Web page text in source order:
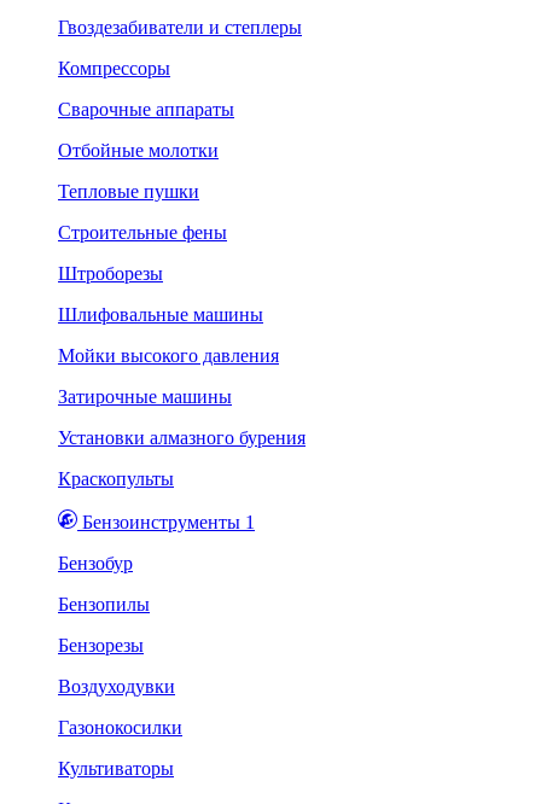
Гвоздезабиватели и степлеры
Компрессоры
Сварочные аппараты
Отбойные молотки
Тепловые пушки
Строительные фены
Штроборезы
Шлифовальные машины
Мойки высокого давления
Затирочные машины
Установки алмазного бурения
Краскопульты
Бензоинструменты 1
Бензобур
Бензопилы
Бензорезы
Воздуходувки
Газонокосилки
Культиваторы